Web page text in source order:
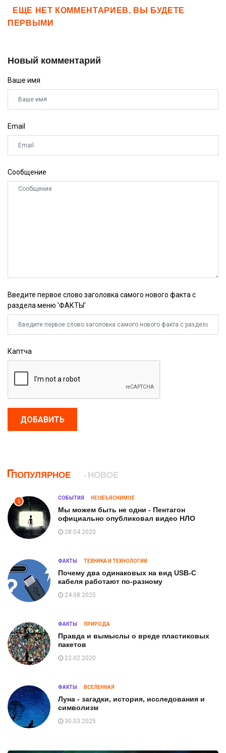
ЕЩЕ НЕТ КОММЕНТАРИЕВ, ВЫ БУДЕТЕ
ПЕРВЫМИ
Новый комментарий
Ваше имя
Email
Сообщение
Введите первое слово заголовка самого нового факта с
раздела меню 'ФАКТЫ'
Каптча
ДОБАВИТЬ
ПОПУЛЯРНОЕ НОВОЕ
5
СОБЫТИЯ НЕОБЪЯСНИМОЕ
Мы можем быть не одни - Пентагон
официально опубликовал видео НЛО
28.04.2020
ФАКТЫ ТЕХНИКА И ТЕХНОЛОГИИ
Почему два одинаковых на вид USB-C
кабеля работают по-разному
24.08.2025
ФАКТЫ ПРИРОДА
Правда и вымыслы о вреде пластиковых
пакетов
22.02.2020
ФАКТЫ ВСЕЛЕННАЯ
Луна - загадки, история, исследования и
символизм
30.03.2025